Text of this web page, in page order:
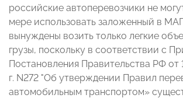
российские автоперевозчики не
мере использовать заложенный в
вынуждены возить только легкие
грузы, поскольку в соответствии с
Постановления Правительства РФ от
г. N272 "Об утверждении Правил
автомобильным транспортом»